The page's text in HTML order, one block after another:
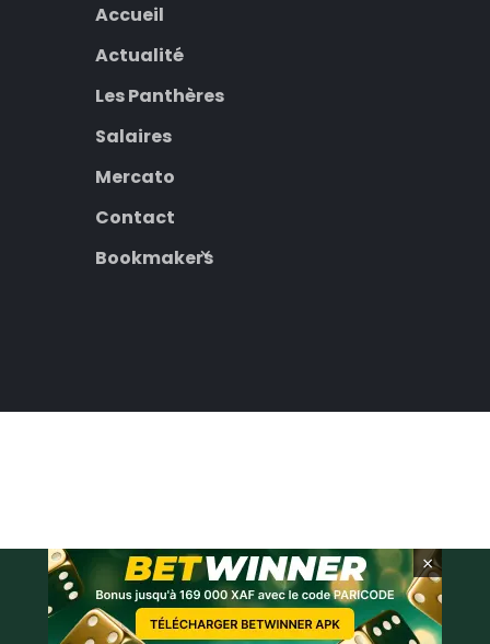
Accueil
Actualité
Les Panthères
Salaires
Mercato
Contact
Bookmakers
×